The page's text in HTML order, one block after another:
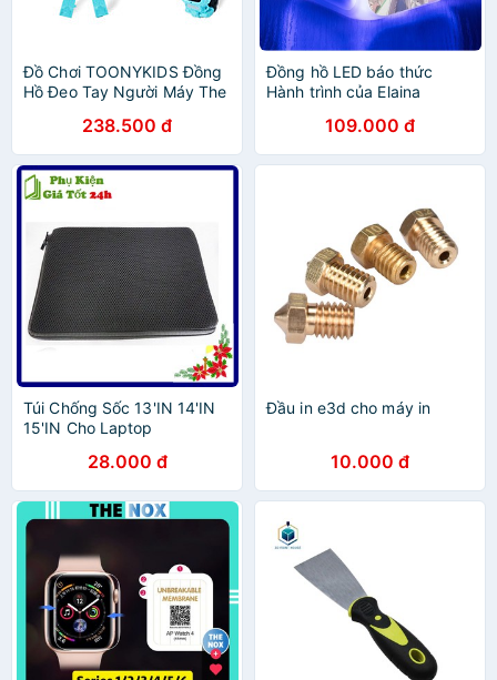
Đồ Chơi TOONYKIDS Đồng
Hồ Đeo Tay Người Máy The
[Tặng Kèm Sticker
238.500 đ
Đồng hồ LED báo thức
Hành trình của Elaina
Journey of Elaina) tặng kèm
pin
109.000 đ
Túi Chống Sốc 13'IN 14'IN
15'IN Cho Laptop
28.000 đ
Đầu in e3d cho máy in
10.000 đ